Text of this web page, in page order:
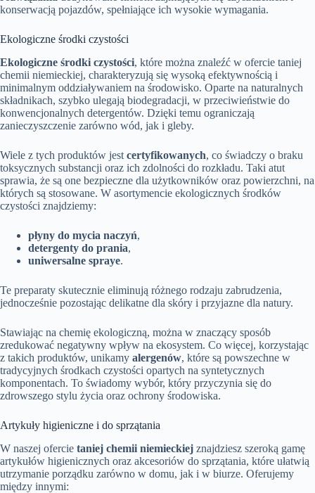
konserwacją pojazdów, spełniające ich wysokie wymagania.
Ekologiczne środki czystości
Ekologiczne środki czystości, które można znaleźć w ofercie taniej
chemii niemieckiej, charakteryzują się wysoką efektywnością i
minimalnym oddziaływaniem na środowisko. Oparte na naturalnych
składnikach, szybko ulegają biodegradacji, w przeciwieństwie do
konwencjonalnych detergentów. Dzięki temu ograniczają
zanieczyszczenie zarówno wód, jak i gleby.
Wiele z tych produktów jest certyfikowanych, co świadczy o braku
toksycznych substancji oraz ich zdolności do rozkładu. Taki atut
sprawia, że są one bezpieczne dla użytkowników oraz powierzchni, na
których są stosowane. W asortymencie ekologicznych środków
czystości znajdziemy:
płyny do mycia naczyń,
detergenty do prania,
uniwersalne spraye.
Te preparaty skutecznie eliminują różnego rodzaju zabrudzenia,
jednocześnie pozostając delikatne dla skóry i przyjazne dla natury.
Stawiając na chemię ekologiczną, można w znaczący sposób
zredukować negatywny wpływ na ekosystem. Co więcej, korzystając
z takich produktów, unikamy alergenów, które są powszechne w
tradycyjnych środkach czystości opartych na syntetycznych
komponentach. To świadomy wybór, który przyczynia się do
zdrowszego stylu życia oraz ochrony środowiska.
Artykuły higieniczne i do sprzątania
W naszej ofercie taniej chemii niemieckiej znajdziesz szeroką gamę
artykułów higienicznych oraz akcesoriów do sprzątania, które ułatwią
utrzymanie porządku zarówno w domu, jak i w biurze. Oferujemy
między innymi: